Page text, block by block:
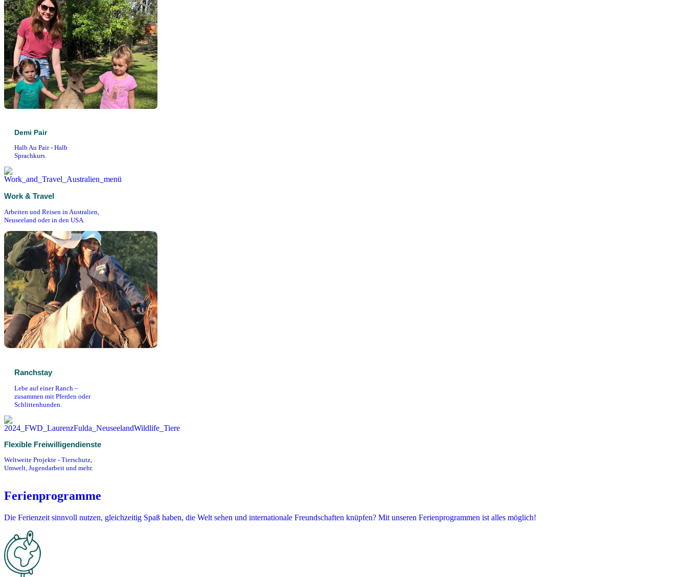
Demi Pair
Halb Au Pair - Halb
Sprachkurs.
Work & Travel
Arbeiten und Reisen in Australien,
Neuseeland oder in den USA.
Ranchstay
Lebe auf einer Ranch –
zusammen mit Pferden oder
Schlittenhunden.
Flexible Freiwilligendienste
Weltweite Projekte - Tierschutz,
Umwelt, Jugendarbeit und mehr.
Ferienprogramme
Die Ferienzeit sinnvoll nutzen, gleichzeitig Spaß haben, die Welt sehen und internationale Freundschaften knüpfen? Mit unseren Ferienprogrammen ist alles möglich!